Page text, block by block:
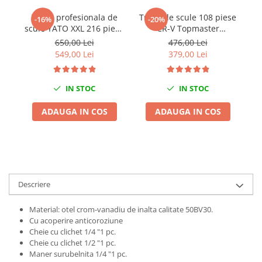
Chei Dinamometrice
Ciocane Dalti si Dornuri
Reparat Filete
Scule Electrice
Aeroterme si Incalzitoare
Aparate de spalat cu presiune
Aspiratoare industriale
Pistoale aer cald
Pistoale de lipit
Pistoale electrice de impact
Polizoare unghiulare
Rindele
Slefuitoare electrice
-16%
Trusa profesionala de
scule YATO XXL 216 piese
1/4" 3/8" 1/2"
650,00 Lei
549,00 Lei
IN STOC
ADAUGA IN COS
-20%
Trusa de scule 108 piese
CR-V Topmaster
Professional
476,00 Lei
379,00 Lei
IN STOC
ADAUGA IN COS
Descriere
Material: otel crom-vanadiu de inalta calitate 50BV30.
Cu acoperire anticoroziune
Cheie cu clichet 1/4 "1 pc.
Cheie cu clichet 1/2 "1 pc.
Maner surubelnita 1/4 "1 pc.